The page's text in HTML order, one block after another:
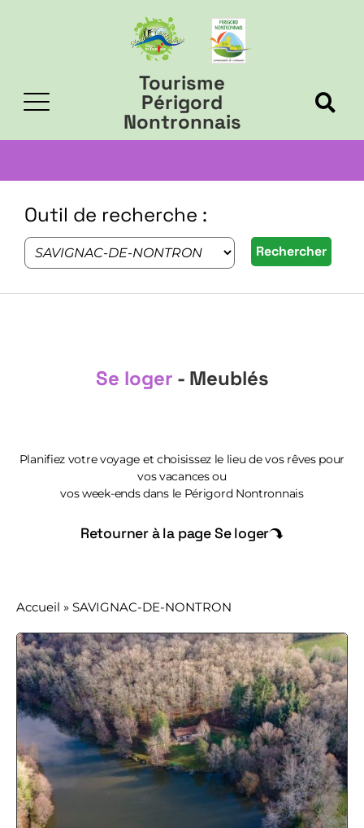
Tourisme
Périgord
Nontronnais
Outil de recherche :
Se loger - Meublés
Planifiez votre voyage et choisissez le lieu de vos rêves pour
vos vacances ou
vos week-ends dans le Périgord Nontronnais
Retourner à la page Se loger
Accueil » SAVIGNAC-DE-NONTRON